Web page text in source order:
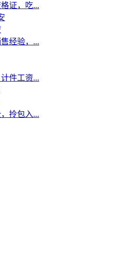
证，吃...
经验，...
件工资...
拎包入...